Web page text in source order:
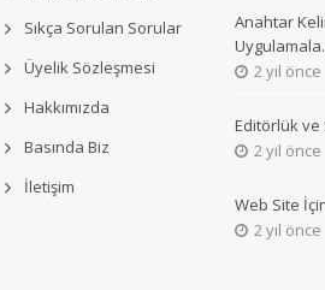
Sıkça Sorulan Sorular
Üyelik Sözleşmesi
Hakkımızda
Basında Biz
İletişim
Anahtar
2 yıl önce
Editörlük ve
2 yıl önce
Web Site
2 yıl önce